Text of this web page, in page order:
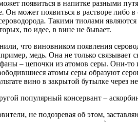
появиться в напитке разными
может появиться в растворе либо
Такими тиолами
по идее, в вине не бывает.
что виновником появления
медь. Она не только
– цепочки из атомов серы. Они-
атомы серы образуют
вино в закрытой бутылке через
популярный консервант –
не подозревая об этом,